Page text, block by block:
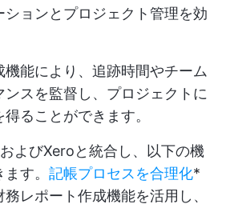
ションとプロジェクト管理を効
機能により、追跡時間やチーム
ンスを監督し、プロジェクトに
ることができます。
よびXeroと統合し、以下の機
す。 記帳プロセスを合理化*
レポート作成機能を活用し、